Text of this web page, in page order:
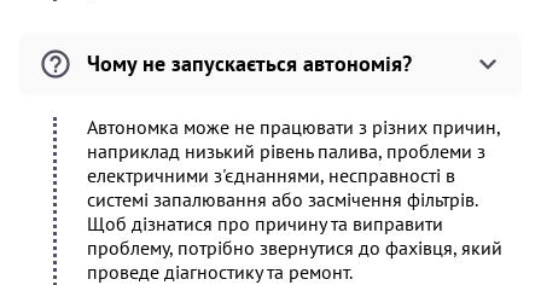
Чому не запускається автономія?
Автономка може не працювати з різних причин,
наприклад низький рівень палива, проблеми з
електричними з'єднаннями, несправності в
системі запалювання або засмічення фільтрів.
Щоб дізнатися про причину та виправити
проблему, потрібно звернутися до фахівця, який
проведе діагностику та ремонт.